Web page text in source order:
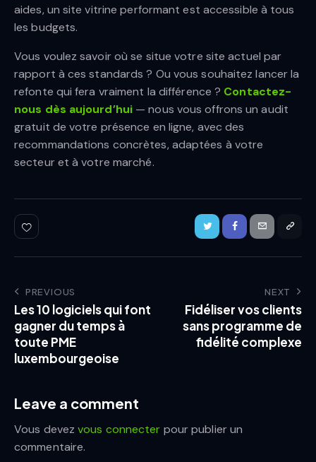
aides, un site vitrine performant est accessible à tous
les budgets.
Vous voulez savoir où se situe votre site actuel par
rapport à ces standards ? Ou vous souhaitez lancer la
refonte qui fera vraiment la différence ? Contactez-
nous dès aujourd’hui — nous vous offrons un audit
gratuit de votre présence en ligne, avec des
recommandations concrètes, adaptées à votre
secteur et à votre marché.
PREVIOUS
Les 10 logiciels qui font
gagner du temps à
toute PME
luxembourgeoise
NEXT
Fidéliser vos clients
sans programme de
fidélité complexe
Leave a comment
Vous devezvous connecter pour publier un
commentaire.